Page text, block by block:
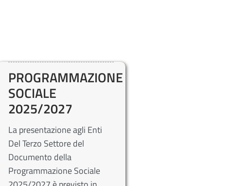
PROGRAMMAZIONE
SOCIALE
2025/2027
La presentazione agli Enti
Del Terzo Settore del
Documento della
Programmazione Sociale